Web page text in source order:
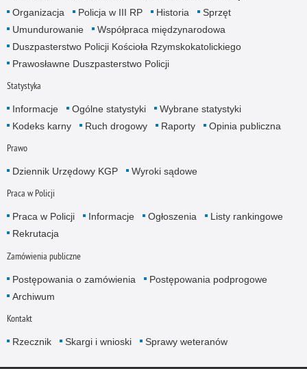
Organizacja
Policja w III RP Historia
Sprzęt
Umundurowanie
Współpraca międzynarodowa
Duszpasterstwo Policji Kościoła Rzymskokatolickiego
Prawosławne Duszpasterstwo Policji
Statystyka
Informacje Ogólne statystyki
Wybrane statystyki
Kodeks karny
Ruch drogowy Raporty Opinia publiczna
Prawo
Dziennik Urzędowy KGP Wyroki sądowe
Praca w Policji
Praca w Policji Informacje Ogłoszenia
Listy rankingowe
Rekrutacja
Zamówienia publiczne
Postępowania o zamówienia
Postępowania podprogowe
Archiwum
Kontakt
Rzecznik Skargi i wnioski Sprawy weteranów